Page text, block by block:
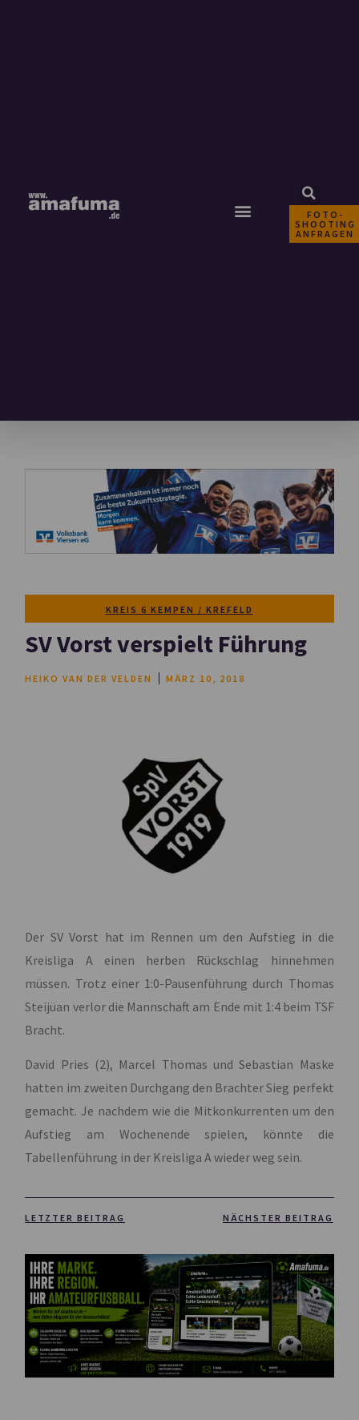
FOTO-
SHOOTING
ANFRAGEN
KREIS 6 KEMPEN / KREFELD
SV Vorst verspielt Führung
HEIKO VAN DER VELDEN MÄRZ 10, 2018
Der SV Vorst hat im Rennen um den Aufstieg in die
Kreisliga A einen herben Rückschlag hinnehmen
müssen. Trotz einer 1:0-Pausenführung durch Thomas
Steijüan verlor die Mannschaft am Ende mit 1:4 beim TSF
Bracht.
David Pries (2), Marcel Thomas und Sebastian Maske
hatten im zweiten Durchgang den Brachter Sieg perfekt
gemacht. Je nachdem wie die Mitkonkurrenten um den
Aufstieg am Wochenende spielen, könnte die
Tabellenführung in der Kreisliga A wieder weg sein.
LETZTER BEITRAG NÄCHSTER BEITRAG